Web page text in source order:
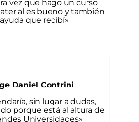
vez que hago un curso
es bueno y también
que recibí»
Daniel Contrini
sin lugar a dudas,
porque está al altura de
Universidades»